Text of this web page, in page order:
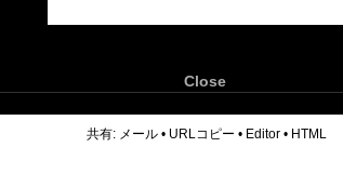
Close
共有: メール • URLコピー • Editor • HTML